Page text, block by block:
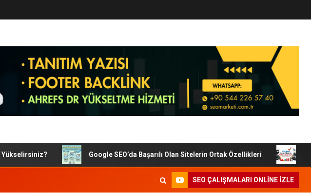
Google SEO’da Başarılı Olan Sitelerin Ortak Özellikleri Dijital
SEO ÇALIŞMALARI ONLINE IZLE